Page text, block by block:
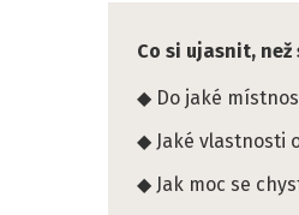
Co si ujasnit,
Do jaké
Jaké vlastnosti
Jak moc se